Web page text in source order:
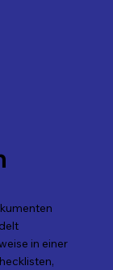
in einer